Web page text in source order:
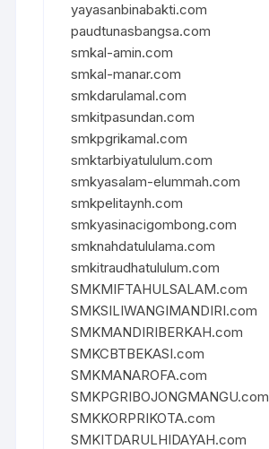
yayasanbinabakti.com
paudtunasbangsa.com
smkal-amin.com
smkal-manar.com
smkdarulamal.com
smkitpasundan.com
smkpgrikamal.com
smktarbiyatululum.com
smkyasalam-elummah.com
smkpelitaynh.com
smkyasinacigombong.com
smknahdatululama.com
smkitraudhatululum.com
SMKMIFTAHULSALAM.com
SMKSILIWANGIMANDIRI.com
SMKMANDIRIBERKAH.com
SMKCBTBEKASI.com
SMKMANAROFA.com
SMKPGRIBOJONGMANGU.com
SMKKORPRIKOTA.com
SMKITDARULHIDAYAH.com